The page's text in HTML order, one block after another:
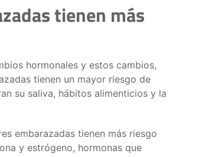
tienen más
hormonales y estos cambios,
tienen un mayor riesgo de
su saliva, hábitos alimenticios y la
embarazadas tienen más riesgo
y estrógeno, hormonas que